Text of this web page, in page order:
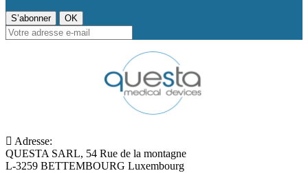
Adresse:
QUESTA SARL, 54 Rue de la montagne
L-3259 BETTEMBOURG Luxembourg